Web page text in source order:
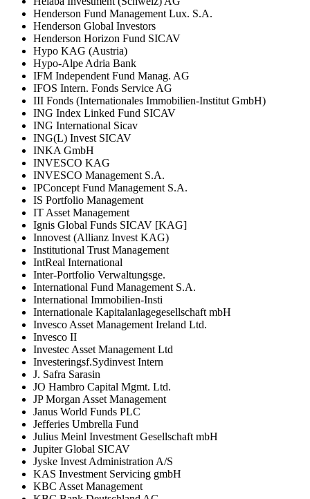
Henderson Fund Management Lux. S.A.
Henderson Global Investors
Henderson Horizon Fund SICAV
Hypo KAG (Austria)
Hypo-Alpe Adria Bank
IFM Independent Fund Manag. AG
IFOS Intern. Fonds Service AG
III Fonds (Internationales Immobilien-Institut GmbH)
ING Index Linked Fund SICAV
ING International Sicav
ING(L) Invest SICAV
INKA GmbH
INVESCO KAG
INVESCO Management S.A.
IPConcept Fund Management S.A.
IS Portfolio Management
IT Asset Management
Ignis Global Funds SICAV [KAG]
Innovest (Allianz Invest KAG)
Institutional Trust Management
IntReal International
Inter-Portfolio Verwaltungsge.
International Fund Management S.A.
International Immobilien-Insti
Internationale Kapitalanlagegesellschaft mbH
Invesco Asset Management Ireland Ltd.
Invesco II
Investec Asset Management Ltd
Investeringsf.Sydinvest Intern
J. Safra Sarasin
JO Hambro Capital Mgmt. Ltd.
JP Morgan Asset Management
Janus World Funds PLC
Jefferies Umbrella Fund
Julius Meinl Investment Gesellschaft mbH
Jupiter Global SICAV
Jyske Invest Administration A/S
KAS Investment Servicing gmbH
KBC Asset Management